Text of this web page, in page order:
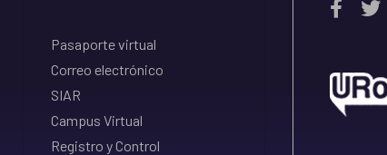
Pasaporte virtual
Correo electrónico
SIAR
Campus Virtual
Registro y Control